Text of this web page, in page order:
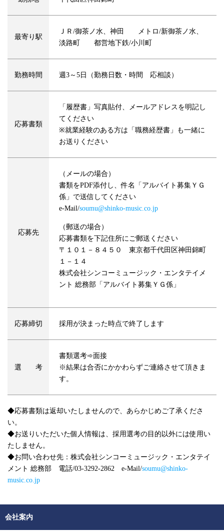
最寄り駅
ＪＲ/御茶ノ水、神田 メトロ/新御茶ノ水、
淡路町 都営地下鉄/小川町
勤務時間 週3～5日（勤務日数・時間 応相談）
応募書類
「履歴書」写真貼付、メールアドレスを明記し
てください
※就業経験のある方は「職務経歴書」も一緒に
お送りください
応募先
（メールの場合）
書類をPDF添付し、件名「アルバイト募集ＹＧ
係」で送信してください
e-Mail/soumu@shinko-music.co.jp
（郵送の場合）
応募書類を下記住所にご郵送ください
〒１０１－８４５０ 東京都千代田区神田錦町
１－１４
株式会社シンコーミュージック・エンタテイメ
ント 総務部「アルバイト募集ＹＧ係」
応募締切 採用が決まった時点で終了します
選 考
書類選考➾面接
※結果は合否にかかわらずご連絡させて頂きま
す。
◆応募書類は返却いたしませんので、あらかじめご了承くださ
い。
◆お送りいただいた個人情報は、採用選考の目的以外には使用い
たしません。
◆お問い合わせ先：株式会社シンコーミュージック・エンタテイ
メント 総務部 電話/03-3292-2862 e-Mail/soumu@shinko-
music.co.jp
会社案内